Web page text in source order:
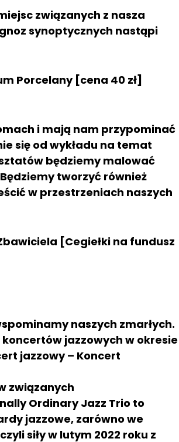
związanych z nasza
synoptycznych nastąpi
Porcelany [cena 40 zł]
i mają nam przypominać
się od wykładu na temat
będziemy malować
tworzyć również
w przestrzeniach naszych
[Cegiełki na fundusz
naszych zmarłych.
jazzowych w okresie
jazzowy – Koncert
związanych
Ordinary Jazz Trio to
jazzowe, zarówno we
siły w lutym 2022 roku z